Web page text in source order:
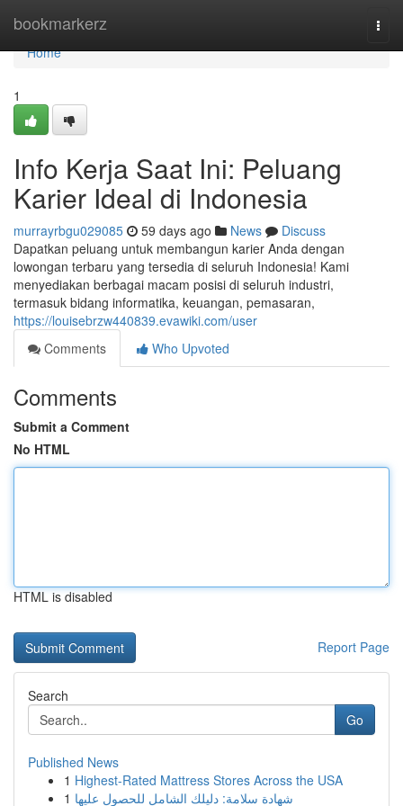
bookmarkerz
Home
Home
1
Info Kerja Saat Ini: Peluang
Karier Ideal di Indonesia
murrayrbgu029085 59 days ago News
Discuss
Dapatkan peluang untuk membangun karier Anda dengan
lowongan terbaru yang tersedia di seluruh Indonesia! Kami
menyediakan berbagai macam posisi di seluruh industri,
termasuk bidang informatika, keuangan, pemasaran,
https://louisebrzw440839.evawiki.com/user
Comments
Who Upvoted
Comments
Submit a Comment
No HTML
HTML is disabled
Report Page
Search
Go
Published News
1 Highest-Rated Mattress Stores Across the USA
1 شهادة سلامة: دليلك الشامل للحصول عليها